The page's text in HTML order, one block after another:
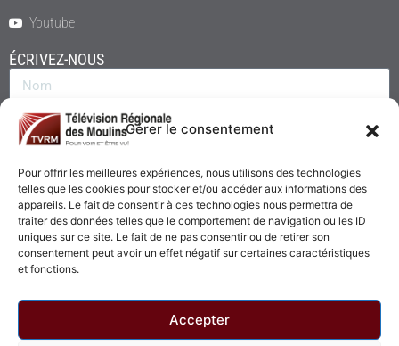
Gérer le consentement
Pour offrir les meilleures expériences, nous utilisons des technologies
telles que les cookies pour stocker et/ou accéder aux informations des
appareils. Le fait de consentir à ces technologies nous permettra de
traiter des données telles que le comportement de navigation ou les ID
uniques sur ce site. Le fait de ne pas consentir ou de retirer son
consentement peut avoir un effet négatif sur certaines caractéristiques
et fonctions.
Accepter
Youtube
ÉCRIVEZ-NOUS